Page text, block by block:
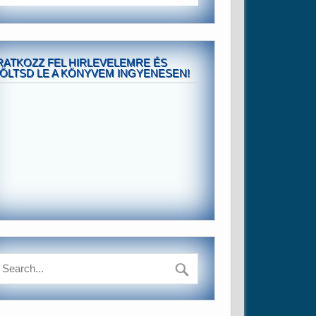
FEL HIRLEVELEMRE ÉS
LE A KÖNYVEM INGYENESEN!